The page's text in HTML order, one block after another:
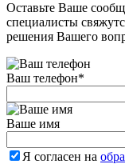
Оставьте Ваше
специалисты
решения Вашего
Ваш телефон*
Ваше имя
Я согласен на